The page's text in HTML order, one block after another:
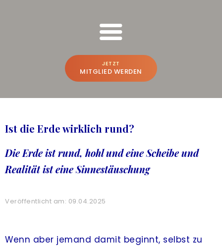
JETZT
MITGLIED WERDEN
FREESPIRIT ONLINE SCHULUNGEN
Bruno Würtenberger & Aline N. Brandstetter
BEWUSSTSEINS-VLOG
PREMIUM-PLATTFORM
ACREATE THE FUTURE
LIVE-TRAINING
Ist die Erde wirklich rund?
Die Erde ist rund, hohl und eine Scheibe und
Realität ist eine Sinnestäuschung
Veröffentlicht am: 09.04.2025
Wenn aber jemand damit beginnt, selbst zu